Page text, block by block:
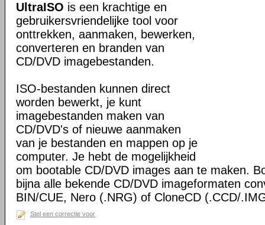
UltraISO is een krachtige en
gebruikersvriendelijke tool voor
onttrekken, aanmaken, bewerken,
converteren en branden van
CD/DVD imagebestanden.
ISO-bestanden kunnen direct
worden bewerkt, je kunt
imagebestanden maken van
CD/DVD's of nieuwe aanmaken
van je bestanden en mappen op je
computer. Je hebt de mogelijkheid
om bootable CD/DVD images aan te maken.
bijna alle bekende CD/DVD imageformaten
BIN/CUE, Nero (.NRG) of CloneCD (.CCD/
Stel een correctie voor